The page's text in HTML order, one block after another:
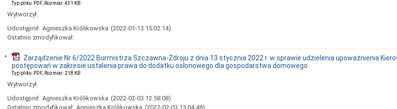
Typ pliku: PDF, Rozmiar: 431 KB
Wytworzył:
Udostępnił: Agnieszka Królikowska (2022-01-13 15:02:14)
Ostatnio zmodyfikował:
Zarządzenie Nr 6/2022 Burmistrza Szczawna-Zdroju z dnia 13 stycznia 2022 r. w sprawie udzielenia upoważnienia
postępowań w zakresie ustalenia prawa do dodatku osłonowego dla gospodarstwa domowego
Typ pliku: PDF, Rozmiar: 218 KB
Wytworzył:
Udostępnił: Agnieszka Królikowska (2022-02-03 12:58:08)
Ostatnio zmodyfikował: Agnieszka Królikowska (2022-02-03 13:04:48)